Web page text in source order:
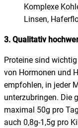
Komplexe
Linsen,
3. Qualitativ
Proteine sind
von Hormonen und
empfohlen, in jeder
unterzubringen. Die
maximal 50g pro
auch 0,8g-1,5g pro